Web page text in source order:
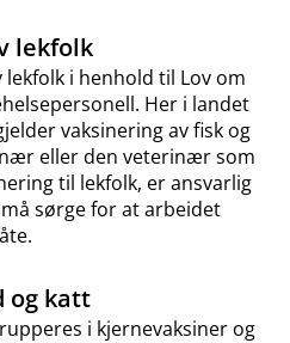
lekfolk
i henhold til Lov om
Her i landet
vaksinering av fisk og
eller den veterinær som
til lekfolk, er ansvarlig
sørge for at arbeidet
og katt
i kjernevaksiner og